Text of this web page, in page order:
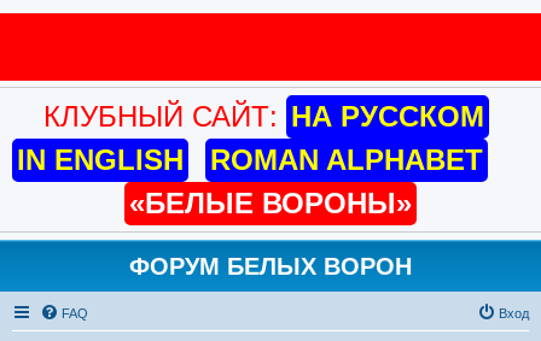
КЛУБНЫЙ САЙТ: НА РУССКОМ
IN ENGLISH
ROMAN ALPHABET
«БЕЛЫЕ ВОРОНЫ»
ФОРУМ БЕЛЫХ ВОРОН
FAQ Вход